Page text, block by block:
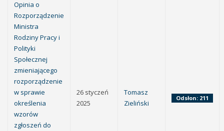
Opinia o
Rozporządzenie
Ministra
Rodziny Pracy i
Polityki
Społecznej
zmieniającego
rozporządzenie
w sprawie
określenia
wzorów
zgłoszeń do
26 styczeń
2025
Tomasz
Zieliński
Odsłon: 211